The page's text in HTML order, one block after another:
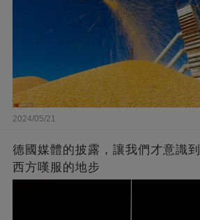
2024/05/21
德國媒體的披露，讓我們才意識
西方嘆服的地步